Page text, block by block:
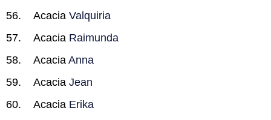
Acacia Valquiria
Acacia Raimunda
Acacia Anna
Acacia Jean
Acacia Erika